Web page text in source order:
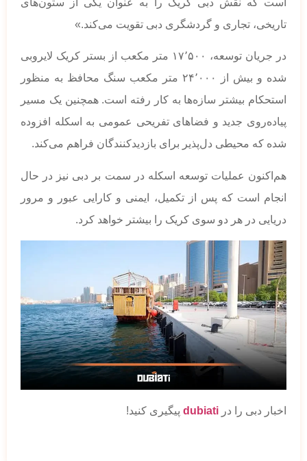
تاریخی، تجاری و گردشگری دبی تقویت می‌کند.»
در جریان توسعه، ۱۷٬۵۰۰ متر مکعب از بستر کریک لایروبی
شده و بیش از ۲۴٬۰۰۰ متر مکعب سنگ محافظ به منظور
استحکام بیشتر سازه‌ها به کار رفته است. همچنین یک مسیر
پیاده‌روی جدید و فضاهای تفریحی عمومی به اسکله افزوده
شده که محیطی دل‌پذیر برای بازدیدکنندگان فراهم می‌کند.
هم‌اکنون عملیات توسعه اسکله در سمت بر دبی نیز در حال
انجام است که پس از تکمیل، ایمنی و کارایی عبور و مرور
دریایی در هر دو سوی کریک را بیشتر خواهد کرد.
اخبار دبی را در dubiati پیگیری کنید!